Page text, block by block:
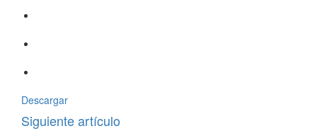
Descargar
Siguiente artículo